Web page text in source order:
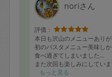
noriさん
評価：
本日も沢山のメニューありが
初のパスタメニュー美味しか
食べ過ぎてしまいました…
また次回も楽しみにしていま
もっと見る